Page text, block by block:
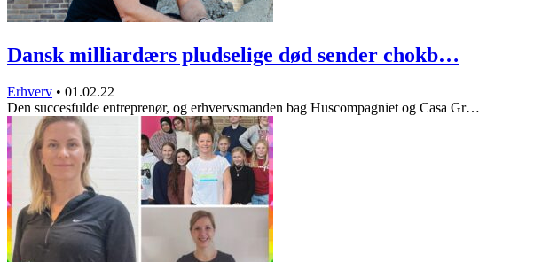
Dansk milliardærs pludselige død sender chokb…
Erhverv • 01.02.22
Den succesfulde entreprenør, og erhvervsmanden bag Huscompagniet og Casa Gr…